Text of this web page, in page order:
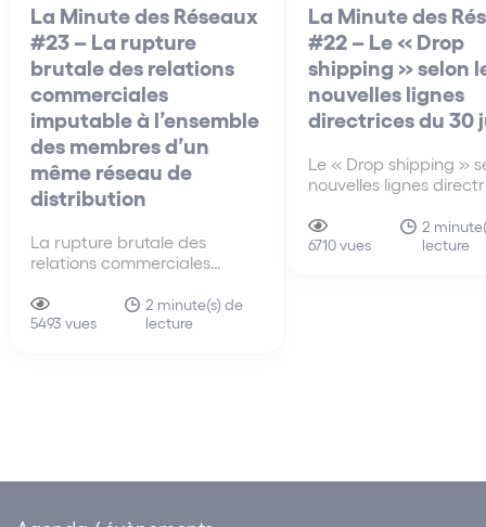
La Minute des Réseaux
#23 – La rupture
brutale des relations
commerciales
imputable à l’ensemble
des membres d’un
même réseau de
distribution
La rupture brutale des
relations commerciales
membres d’un même réseau
de distribution La faute tirée
5493 vues
2 minute(s) de
lecture
La Minute des
#22 – Le « Drop
shipping » selon
nouvelles lignes
directrices du 30
Le « Drop shipping »
nouvelles lignes
anciennes lignes
de 2010, les nouvelles
6710 vues
2
lecture